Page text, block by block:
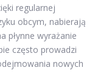
regularnej
obcym, nabierają
płynne wyrażanie
często prowadzi
nowych